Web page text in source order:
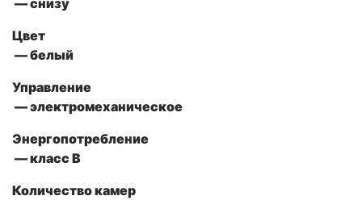
— снизу
Цвет
— белый
Управление
— электромеханическое
Энергопотребление
— класс B
Количество камер